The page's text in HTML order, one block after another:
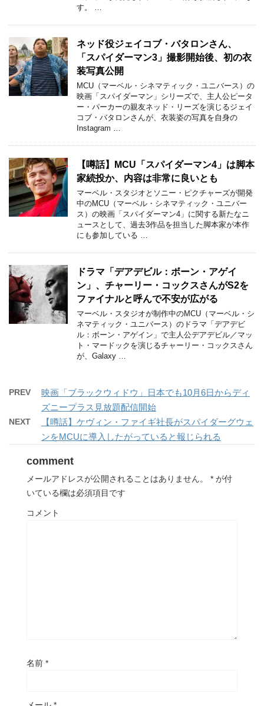
す。 …
ネッド役ジェイコブ・バタロンさん、
「スパイダーマン3」撮影開始後、初の衣
装写真公開
MCU（マーベル・シネマティック・ユニバース）の
映画「スパイダーマン」シリーズで、主人公ピータ
ー・パーカーの親友ネッド・リーズを演じるジェイ
コブ・バタロンさんが、衣装姿の写真を自身の
Instagram …
【噂話】MCU「スパイダーマン4」は脚本
家続投か、内容は非常に良いとも
マーベル・スタジオとソニー・ピクチャーズが開発
中のMCU（マーベル・シネマティック・ユニバー
ス）の映画「スパイダーマン4」に関する新たなニ
ュースとして、過去3作品を担当した脚本家が本作
にも参加している …
ドラマ「デアデビル：ボーン・アゲイ
ン」、チャーリー・コックスさんがS2を
ファイナルと呼んで不安が広がる
マーベル・スタジオが制作中のMCU（マーベル・シ
ネマティック・ユニバース）のドラマ「デアデビ
ル：ボーン・アゲイン」で主人公デアデビル／マッ
ト・マードックを演じるチャーリー・コックスさん
が、Galaxy …
PREV
映画「ブラックウィドウ」日本でも10月6日からディ
ズニープラス見放題配信開始
NEXT
【噂話】ケヴィン・ファイギ社長がスパイダーグウェ
ンをMCUに導入したがっていると報じられる
comment
メールアドレスが公開されることはありません。 * が付
いている欄は必須項目です
コメント
名前 *